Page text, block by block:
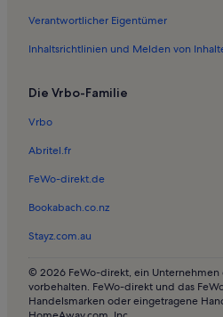
Verantwortlicher Eigentümer
Inhaltsrichtlinien und Melden von
Die Vrbo-Familie
Vrbo
Abritel.fr
FeWo-direkt.de
Bookabach.co.nz
Stayz.com.au
© 2026 FeWo-direkt, ein Unternehmen
vorbehalten. FeWo-direkt und das
Handelsmarken oder eingetragene